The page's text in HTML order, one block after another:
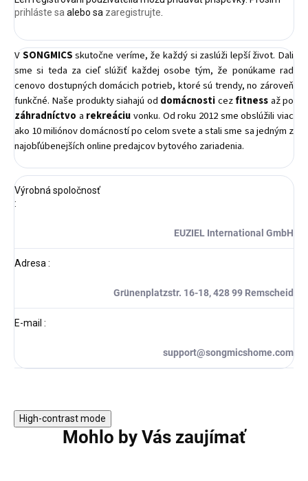
prihláste sa alebo sa zaregistrujte
VSONGMICSskutočne veríme, že každý si zaslúži lepší život. Dali
sme si teda za cieľ slúžiť každej osobe tým, že ponúkame rad
cenovo dostupných domácich potrieb, ktoré sú trendy, no zároveň
funkčné. Naše produkty siahajú od domácnosticezfitnessaž po
záhradníctvo a rekreáciuvonku. Od roku 2012 sme obslúžili viac
ako 10 miliónov domácností po celom svete a stali sme sa jedným z
najobľúbenejších online predajcov bytového zariadenia.
Výrobná spoločnosť
:
EUZIEL International GmbH
Adresa :
Grünenplatzstr. 16-18, 428 99 Remscheid
E-mail :
support@songmicshome.com
High-contrast mode
Mohlo by Vás zaujímať